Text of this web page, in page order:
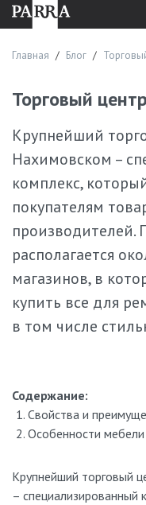
решения.
Приобрести изделия
Консультация с
клиента,
разрабатываем
Утверждение
габариты,
Оформление
Производство с
Доставка,
Часто
Какой средний
Предоставляете
Да. На всю фирменную
Главная Блог
Торговый
Крупнейший
Нахимовском –
комплекс,
покупателям
производителей.
располагается
магазинов, в
купить все для
в том числе
Содержание:
Свойства и
Особенности мебели
Крупнейший торговый
– специализированный